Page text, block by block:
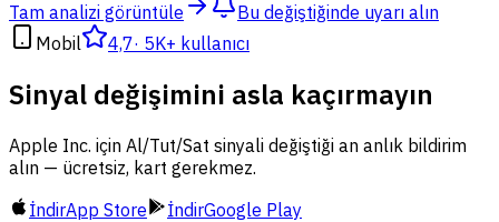
Tam analizi görüntüle
Bu değiştiğinde uyarı alın
Mobil
4,7· 5K+ kullanıcı
Sinyal değişimini asla kaçırmayın
Apple Inc. için Al/Tut/Sat sinyali değiştiği an anlık bildirim
alın — ücretsiz, kart gerekmez.
İndirApp Store İndirGoogle Play